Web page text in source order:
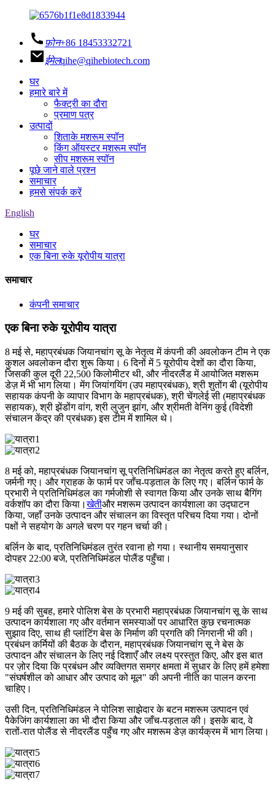
फ़ोन+86 18453332721
ईमेलqihe@qihebiotech.com
घर
हमारे बारे में
फैक्ट्री का दौरा
प्रमाण पत्र
उत्पादों
शिताके मशरूम स्पॉन
किंग ऑयस्टर मशरूम स्पॉन
सीप मशरूम स्पॉन
पूछे जाने वाले प्रश्न
समाचार
हमसे संपर्क करें
English
घर
समाचार
एक बिना रुके यूरोपीय यात्रा
समाचार
कंपनी समाचार
एक बिना रुके यूरोपीय यात्रा
8 मई से, महाप्रबंधक जियानचांग सू के नेतृत्व में कंपनी की अवलोकन टीम ने एक
कुशल अवलोकन दौरा शुरू किया। 6 दिनों में 5 यूरोपीय देशों का दौरा किया,
जिसकी कुल दूरी 22,500 किलोमीटर थी, और नीदरलैंड में आयोजित मशरूम
डेज़ में भी भाग लिया। मेंग जियांगयिंग (उप महाप्रबंधक), श्री शुतोंग बी (यूरोपीय
सहायक कंपनी के व्यापार विभाग के महाप्रबंधक), श्री चेंगलेई सी (महाप्रबंधक
सहायक), श्री झेंडोंग वांग, श्री लुजुन झांग, और श्रीमती वेनिंग कुई (विदेशी
संचालन केंद्र की प्रबंधक) इस टीम में शामिल थे।
8 मई को, महाप्रबंधक जियानचांग सू प्रतिनिधिमंडल का नेतृत्व करते हुए बर्लिन,
जर्मनी गए। और ग्राहक के फार्म पर जाँच-पड़ताल के लिए गए। बर्लिन फार्म के
प्रभारी ने प्रतिनिधिमंडल का गर्मजोशी से स्वागत किया और उनके साथ बैगिंग
वर्कशॉप का दौरा किया।खेतीऔर मशरूम उत्पादन कार्यशाला का उद्घाटन
किया, जहाँ उनके उत्पादन और संचालन का विस्तृत परिचय दिया गया। दोनों
पक्षों ने सहयोग के अगले चरण पर गहन चर्चा की।
बर्लिन के बाद, प्रतिनिधिमंडल तुरंत रवाना हो गया। स्थानीय समयानुसार
दोपहर 22:00 बजे, प्रतिनिधिमंडल पोलैंड पहुँचा।
9 मई की सुबह, हमारे पोलिश बेस के प्रभारी महाप्रबंधक जियानचांग सू के साथ
उत्पादन कार्यशाला गए और वर्तमान समस्याओं पर आधारित कुछ रचनात्मक
सुझाव दिए, साथ ही प्लांटिंग बेस के निर्माण की प्रगति की निगरानी भी की।
प्रबंधन कर्मियों की बैठक के दौरान, महाप्रबंधक जियानचांग सू ने बेस के
उत्पादन और संचालन के लिए नई दिशाएँ और लक्ष्य प्रस्तुत किए, और इस बात
पर ज़ोर दिया कि प्रबंधन और व्यक्तिगत समग्र क्षमता में सुधार के लिए हमें हमेशा
"संघर्षशील को आधार और उत्पाद को मूल" की अपनी नीति का पालन करना
चाहिए।
उसी दिन, प्रतिनिधिमंडल ने पोलिश साझेदार के बटन मशरूम उत्पादन एवं
पैकेजिंग कार्यशाला का भी दौरा किया और जाँच-पड़ताल की। ​​इसके बाद, वे
रातों-रात पोलैंड से नीदरलैंड पहुँच गए और मशरूम डेज़ कार्यक्रम में भाग लिया।